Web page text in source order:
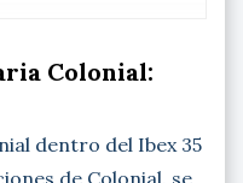
Colonial:
dentro del Ibex 35
de Colonial, se